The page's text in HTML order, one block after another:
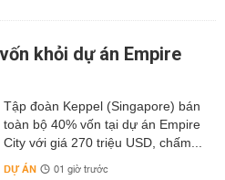
khỏi dự án Empire
Tập đoàn Keppel (Singapore) bán
toàn bộ 40% vốn tại dự án Empire
City với giá 270 triệu USD, chấm...
DỰ ÁN 01 giờ trước